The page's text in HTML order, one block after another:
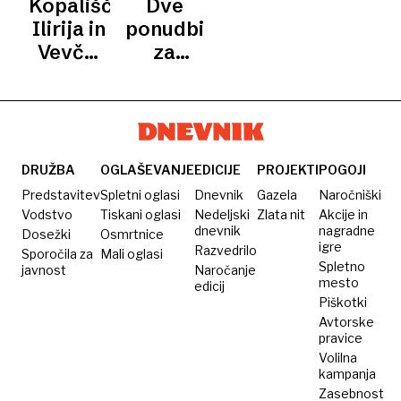
vstopnicami?
Ilirija
5,3
milijona
Kopališči
Ilirija in
Vevče:
bazenih
ne bo
kopanja
Dve
ponudbi
za
kopališča
Ilirija, 2.
DRUŽBA
Predstavitev
Vodstvo
Dosežki
Sporočila za
javnost
OGLAŠEVANJE
Spletni oglasi
Tiskani oglasi
Osmrtnice
Mali oglasi
EDICIJE
Dnevnik
Nedeljski
dnevnik
Razvedrilo
Naročanje
edicij
PROJEKTI
Gazela
Zlata nit
POGOJI
Naročniški
Akcije in
nagradne
igre
Spletno
mesto
Piškotki
Avtorske
pravice
Volilna
kampanja
Zasebnost